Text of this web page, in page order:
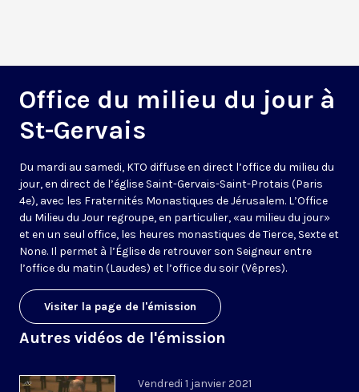
Office du milieu du jour à
St-Gervais
Du mardi au samedi, KTO diffuse en direct l’office du milieu du
jour, en direct de l’église Saint-Gervais-Saint-Protais (Paris
4e), avec les Fraternités Monastiques de Jérusalem. L’Office
du Milieu du Jour regroupe, en particulier, «au milieu du jour»
et en un seul office, les heures monastiques de Tierce, Sexte et
None. Il permet à l’Église de retrouver son Seigneur entre
l’office du matin (Laudes) et l’office du soir (Vêpres).
Visiter la page de l'émission
Autres vidéos de l'émission
Vendredi 1 janvier 2021